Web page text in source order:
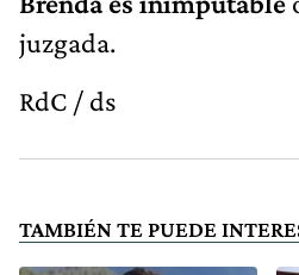
juzgada.
RdC / ds
TAMBIÉN TE PUEDE